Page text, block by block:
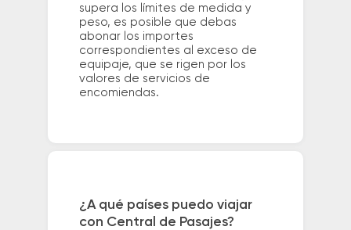
supera los límites de medida y
peso, es posible que debas
abonar los importes
correspondientes al exceso de
equipaje, que se rigen por los
valores de servicios de
encomiendas.
¿A qué países puedo viajar
con Central de Pasajes?